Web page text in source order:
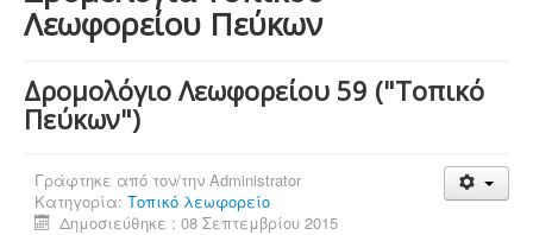
Λεωφορείου Πεύκων
Δρομολόγιο Λεωφορείου 59 ("Τοπικό
Πεύκων")
Γράφτηκε από τον/την Administrator
Κατηγορία: Τοπικό λεωφορείο
Δημοσιεύθηκε : 08 Σεπτεμβρίου 2015